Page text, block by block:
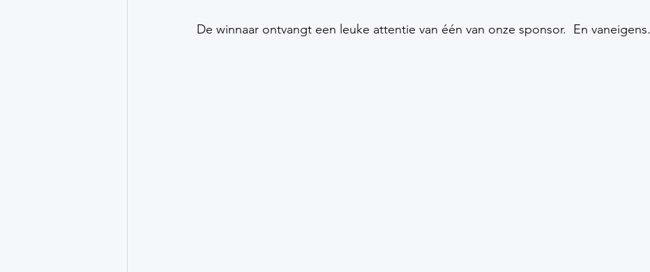
De winnaar ontvangt een leuke attentie van één van onze sponsor.  En vaneigens.